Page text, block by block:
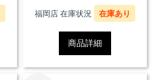
福岡店 在庫状況 在庫あり
商品詳細